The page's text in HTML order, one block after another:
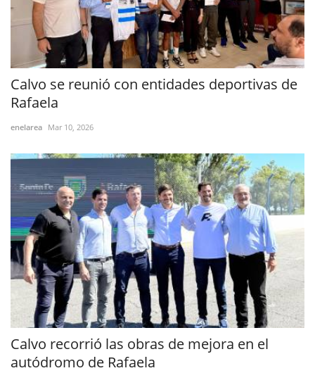
Calvo se reunió con entidades deportivas de
Rafaela
enelarea Mar 10, 2026
Calvo recorrió las obras de mejora en el
autódromo de Rafaela